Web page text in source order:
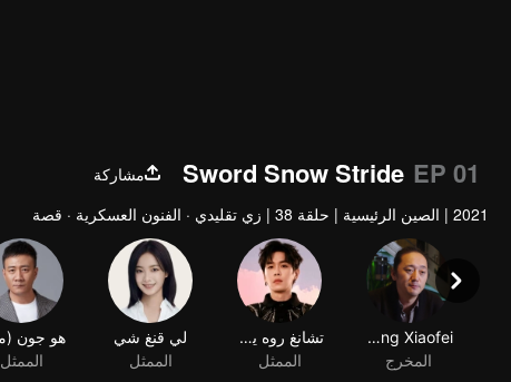
Sword Snow Stride EP 01
مشاركة
2021
| الصين الرئيسية | حلقة 38 | زي تقليدي · الفنون العسكرية · قصة
Song Xiaofei
المخرج
تشانغ روه يون
الممثل
لي قنغ شي
الممثل
الممثل